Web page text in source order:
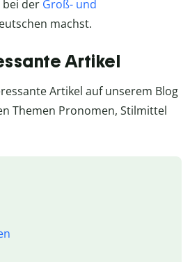
bei der Groß- und
machst.
Artikel
Artikel auf unserem Blog
Themen Pronomen, Stilmittel